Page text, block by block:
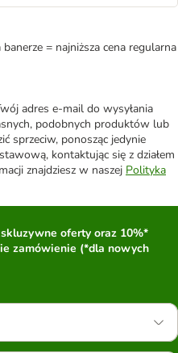
= najniższa cena regularna
adres e-mail do wysyłania
podobnych produktów lub
sprzeciw, ponosząc jedynie
kontaktując się z działem
znajdziesz w naszej Polityka
oferty oraz 10%*
zamówienie (*dla nowych